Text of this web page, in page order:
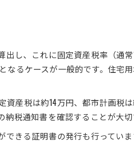
し、これに固定資産税率（通
なるケースが一般的です。住
産税は約14万円、都市計画税
税通知書を確認することが大切
きる証明書の発行も行ってい